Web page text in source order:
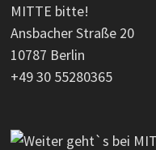
MITTE bitte!
Ansbacher Straße 20
10787 Berlin
+49 30 55280365